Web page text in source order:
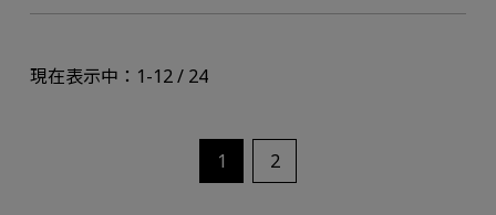
現在表示中：1-12 / 24
1 2